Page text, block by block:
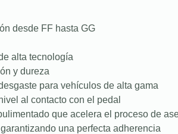
desde FF hasta GG
alta tecnología
y dureza
para vehículos de alta gama
al contacto con el pedal
que acelera el proceso de
una perfecta adherencia